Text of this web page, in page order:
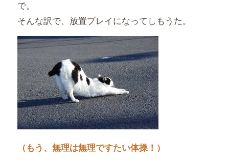
で。
そんな訳で、放置プレイになってしもうた。
（もう、無理は無理ですたい体操！）